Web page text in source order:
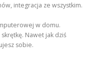
integracja ze wszystkim.
w domu.
skrętkę. Nawet jak dziś
sobie.